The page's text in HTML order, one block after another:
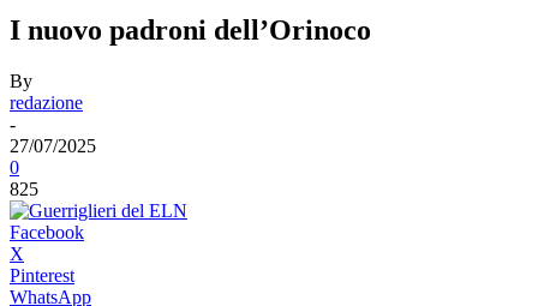
I nuovo padroni dell’Orinoco
By
redazione
-
27/07/2025
0
825
Facebook
X
Pinterest
WhatsApp